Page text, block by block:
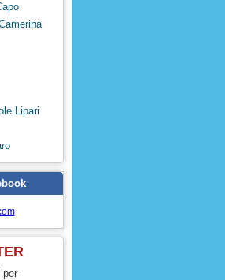
Lipari
per